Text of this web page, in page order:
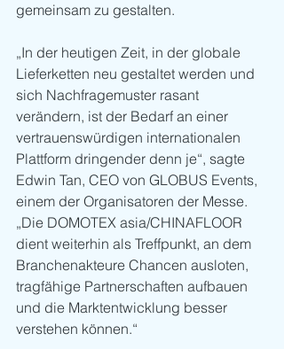
gemeinsam zu gestalten.
„In der heutigen Zeit, in der globale
Lieferketten neu gestaltet werden und
sich Nachfragemuster rasant
verändern, ist der Bedarf an einer
vertrauenswürdigen internationalen
Plattform dringender denn je“, sagte
Edwin Tan, CEO von GLOBUS Events,
einem der Organisatoren der Messe.
„Die DOMOTEX asia/CHINAFLOOR
dient weiterhin als Treffpunkt, an dem
Branchenakteure Chancen ausloten,
tragfähige Partnerschaften aufbauen
und die Marktentwicklung besser
verstehen können.“